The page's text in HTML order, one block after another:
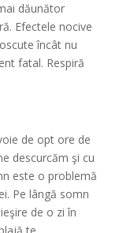
dăunător
Efectele nocive
încât nu
fatal. Respiră
de opt ore de
descurcăm şi cu
este o problemă
Pe lângă somn
de o zi în